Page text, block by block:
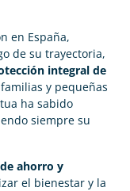
en España,
de su trayectoria,
integral de
y pequeñas
ha sabido
siempre su
ahorro y
el bienestar y la
amable y profesional.
que me tenia ya